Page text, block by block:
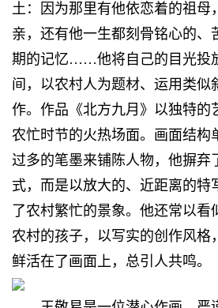
土：因为那里有他依恋着的祖母
亲，还有他一生都刻骨铭心的、
期的记忆……他将自己的目光投
间，以农村人为题材、运用类似
作。作品《北方九月》以独特的
农忙时节的火热场面。画面结构
过多的笔墨来铺陈人物，他摒弃
式，而是以放大的、近距离的特
了农村繁忙的景象。他还常以
农村的孩子，以写实的创作风格
鲜活在了画面上，总引人共鸣。